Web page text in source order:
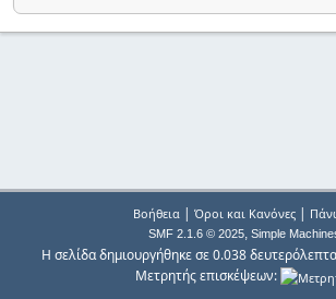
Βοήθεια| Όροι και Κανόνες|
SMF 2.1.6 © 2025, Simple
Η σελίδα δημιουργήθηκε σε 0.038
Μετρητής επισκέψεων: